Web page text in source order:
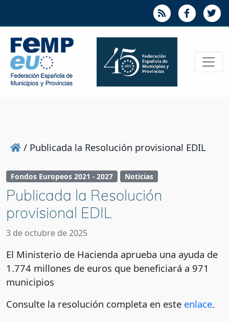
/ Publicada la Resolución provisional EDIL
Fondos Europeos 2021 - 2027 Noticias
Publicada la Resolución
provisional EDIL
3 de octubre de 2025
El Ministerio de Hacienda aprueba una ayuda de
1.774 millones de euros que beneficiará a 971
municipios
Consulte la resolución completa en este enlace.